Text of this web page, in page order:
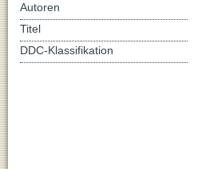
Autoren
Titel
DDC-Klassifikation